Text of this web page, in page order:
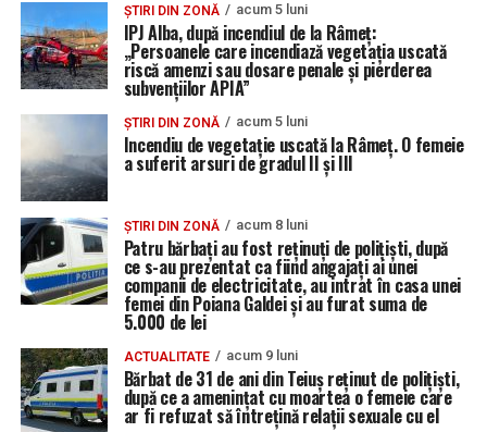
ȘTIRI DIN ZONĂ acum 5 luni
IPJ Alba, după incendiul de la Râmeț:
„Persoanele care incendiază vegetația uscată
riscă amenzi sau dosare penale și pierderea
subvențiilor APIA”
ȘTIRI DIN ZONĂ acum 5 luni
Incendiu de vegetație uscată la Râmeț. O femeie
a suferit arsuri de gradul II și III
ȘTIRI DIN ZONĂ acum 8 luni
Patru bărbați au fost reținuți de polițiști, după
ce s-au prezentat ca fiind angajați ai unei
companii de electricitate, au intrat în casa unei
femei din Poiana Galdei și au furat suma de
5.000 de lei
ACTUALITATE acum 9 luni
Bărbat de 31 de ani din Teiuș reținut de polițiști,
după ce a amenințat cu moartea o femeie care
ar fi refuzat să întrețină relații sexuale cu el